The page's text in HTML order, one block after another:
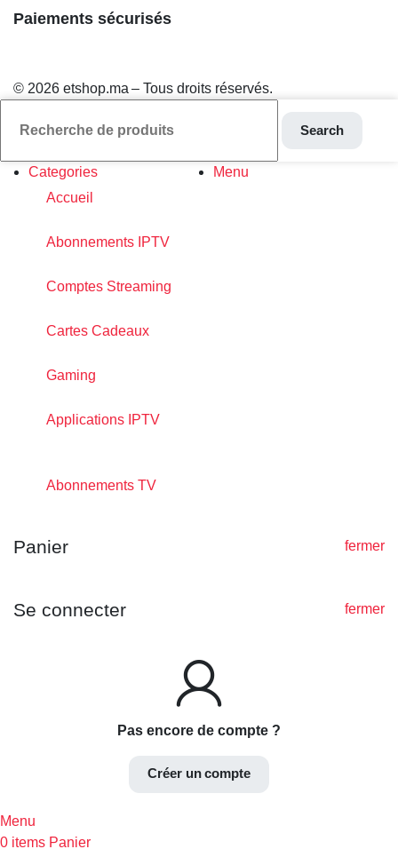
Paiements sécurisés
© 2026 etshop.ma – Tous droits réservés.
Search
Menu
Categories
Accueil
Abonnements IPTV
Comptes Streaming
Cartes Cadeaux
Gaming
Applications IPTV
Abonnements TV
Panier fermer
Se connecter fermer
Pas encore de compte ?
Créer un compte
Menu
0 items Panier